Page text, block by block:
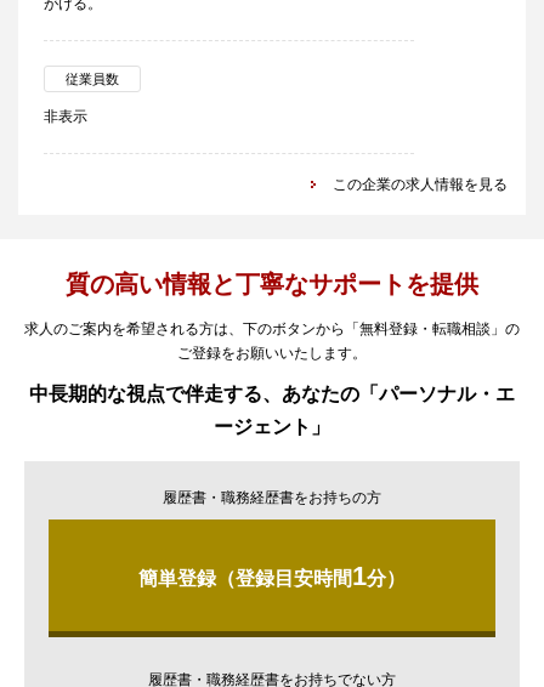
がける。
従業員数
非表示
この企業の求人情報を見る
質の高い情報と丁寧なサポートを提供
求人のご案内を希望される方は、下のボタンから「無料登録・転職相談」の
ご登録をお願いいたします。
中長期的な視点で伴走する、あなたの「パーソナル・エ
ージェント」
履歴書・職務経歴書をお持ちの方
簡単登録（登録目安時間1分）
履歴書・職務経歴書をお持ちでない方